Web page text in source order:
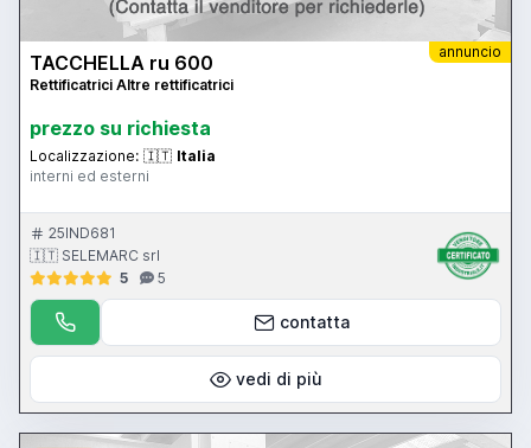
annuncio
TACCHELLA ru 600
Rettificatrici Altre rettificatrici
prezzo su richiesta
Localizzazione: 🇮🇹 Italia
interni ed esterni
25IND681
🇮🇹 SELEMARC srl
5
5
contatta
vedi di più